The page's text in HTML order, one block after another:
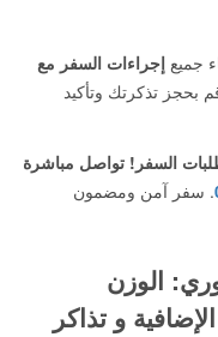
جميع إجراءات السفر مع
بحجز تذكرتك وتأكيد
السفر! تواصل مباشرة
. سفر آمن ومضمون
الوزن
و تذاكر